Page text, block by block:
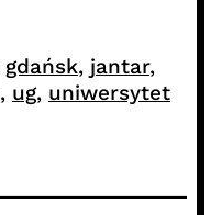
gdańsk, jantar ,
, ug, uniwersytet